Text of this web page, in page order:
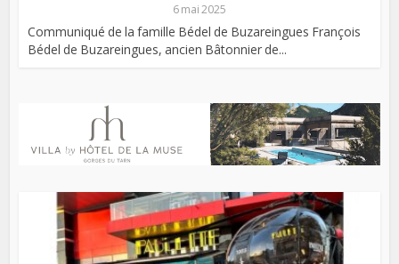
6 mai 2025
Communiqué de la famille Bédel de Buzareingues François
Bédel de Buzareingues, ancien Bâtonnier de...